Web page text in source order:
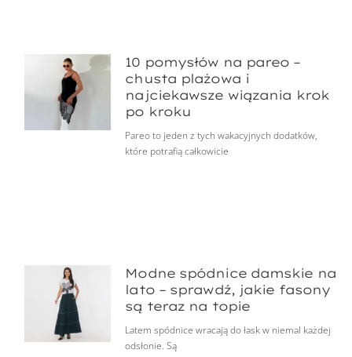
10 pomysłów na pareo –
chusta plażowa i
najciekawsze wiązania krok
po kroku
Pareo to jeden z tych wakacyjnych dodatków,
które potrafią całkowicie
Modne spódnice damskie na
lato – sprawdź, jakie fasony
są teraz na topie
Latem spódnice wracają do łask w niemal każdej
odsłonie. Są